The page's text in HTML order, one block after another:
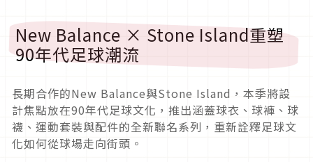
New Balance × Stone Island重塑
90年代足球潮流
長期合作的New Balance與Stone Island，本季將設
計焦點放在90年代足球文化，推出涵蓋球衣、球褲、球
襪、運動套裝與配件的全新聯名系列，重新詮釋足球文
化如何從球場走向街頭。